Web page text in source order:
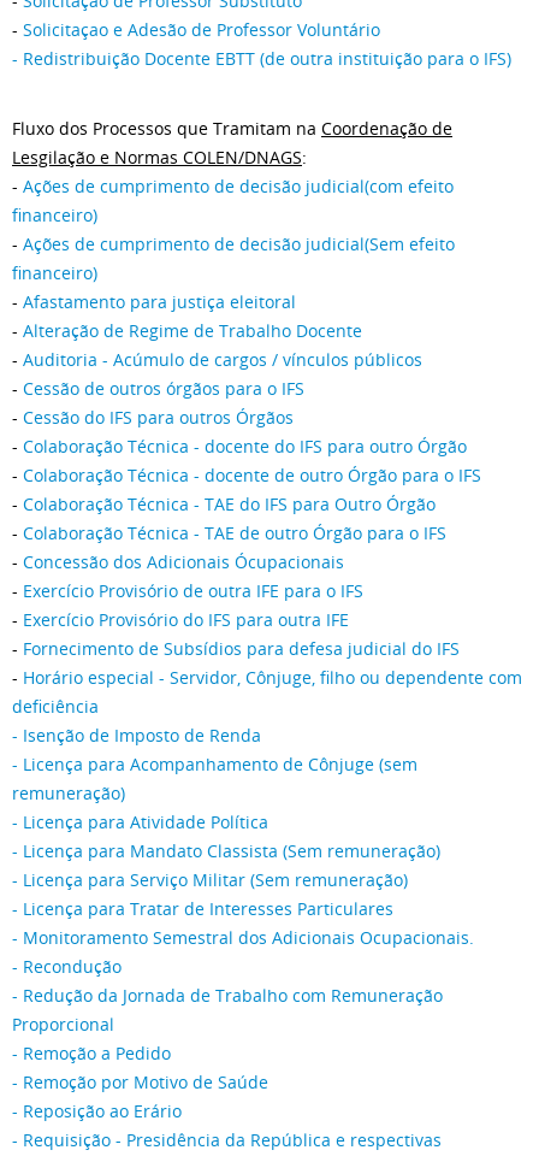
- Solicitaçao e Adesão de Professor Voluntário
- Redistribuição Docente EBTT (de outra instituição para o IFS)
Fluxo dos Processos que Tramitam na Coordenação de
Lesgilação e Normas COLEN/DNAGS:
- Ações de cumprimento de decisão judicial(com efeito
financeiro)
- Ações de cumprimento de decisão judicial(Sem efeito
financeiro)
- Afastamento para justiça eleitoral
- Alteração de Regime de Trabalho Docente
- Auditoria - Acúmulo de cargos / vínculos públicos
- Cessão de outros órgãos para o IFS
- Cessão do IFS para outros Órgãos
- Colaboração Técnica - docente do IFS para outro Órgão
- Colaboração Técnica - docente de outro Órgão para o IFS
- Colaboração Técnica - TAE do IFS para Outro Órgão
- Colaboração Técnica - TAE de outro Órgão para o IFS
- Concessão dos Adicionais Ócupacionais
- Exercício Provisório de outra IFE para o IFS
- Exercício Provisório do IFS para outra IFE
- Fornecimento de Subsídios para defesa judicial do IFS
- Horário especial - Servidor, Cônjuge, filho ou dependente com
deficiência
- Isenção de Imposto de Renda
- Licença para Acompanhamento de Cônjuge (sem
remuneração)
- Licença para Atividade Política
- Licença para Mandato Classista (Sem remuneração)
- Licença para Serviço Militar (Sem remuneração)
- Licença para Tratar de Interesses Particulares
- Monitoramento Semestral dos Adicionais Ocupacionais.
- Recondução
- Redução da Jornada de Trabalho com Remuneração
Proporcional
- Remoção a Pedido
- Remoção por Motivo de Saúde
- Reposição ao Erário
- Requisição - Presidência da República e respectivas